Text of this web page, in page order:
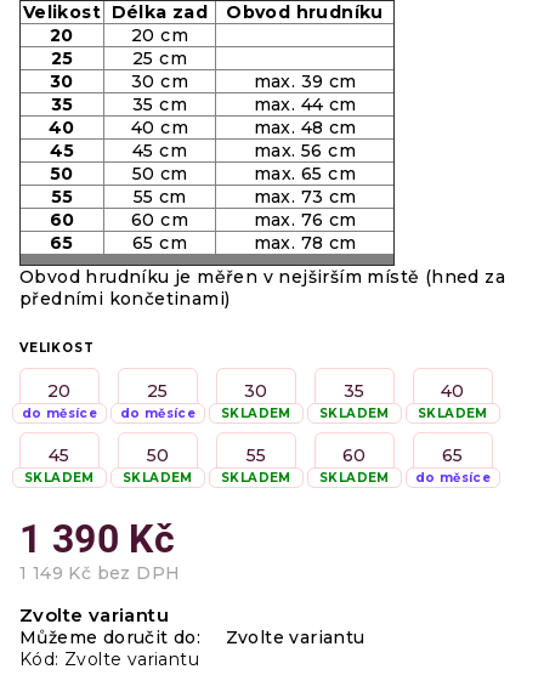
Velikost Délka zad
Obvod hrudníku
20
20 cm
25
25 cm
30
30 cm
max. 39 cm
35
35 cm
max. 44 cm
40
40 cm
max. 48 cm
45
45 cm
max. 56 cm
50
50 cm
max. 65 cm
55
55 cm
max. 73 cm
60
60 cm
max. 76 cm
65
65 cm
max. 78 cm
Obvod hrudníku je měřen v nejširším místě (hned za
předními končetinami)
VELIKOST
20
do měsíce
25
do měsíce
30
SKLADEM
35
SKLADEM
40
SKLADEM
45
SKLADEM
50
SKLADEM
55
SKLADEM
60
SKLADEM
65
do měsíce
1 390 Kč
1 149 Kč bez DPH
cena:
Zvolte variantu
Můžeme doručit do:
Zvolte variantu
Kód: Zvolte variantu